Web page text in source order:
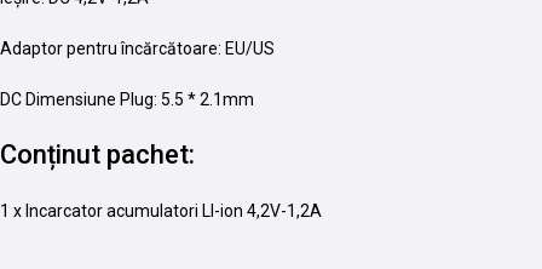
Adaptor pentru încărcătoare: EU/US
DC Dimensiune Plug: 5.5 * 2.1mm
Conținut pachet:
1 x Incarcator acumulatori LI-ion 4,2V-1,2A